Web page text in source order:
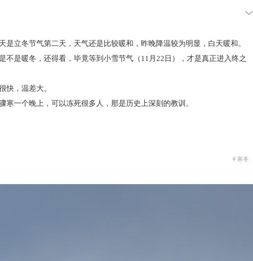
是立冬节气第二天，天气还是比较暖和，昨晚降温较为明显，白天暖和。
不是暖冬，还得看，毕竟等到小雪节气（11月22日），才是真正进入终之
快，温差大。
寒一个晚上，可以冻死很多人，那是历史上深刻的教训。
# 寒冬